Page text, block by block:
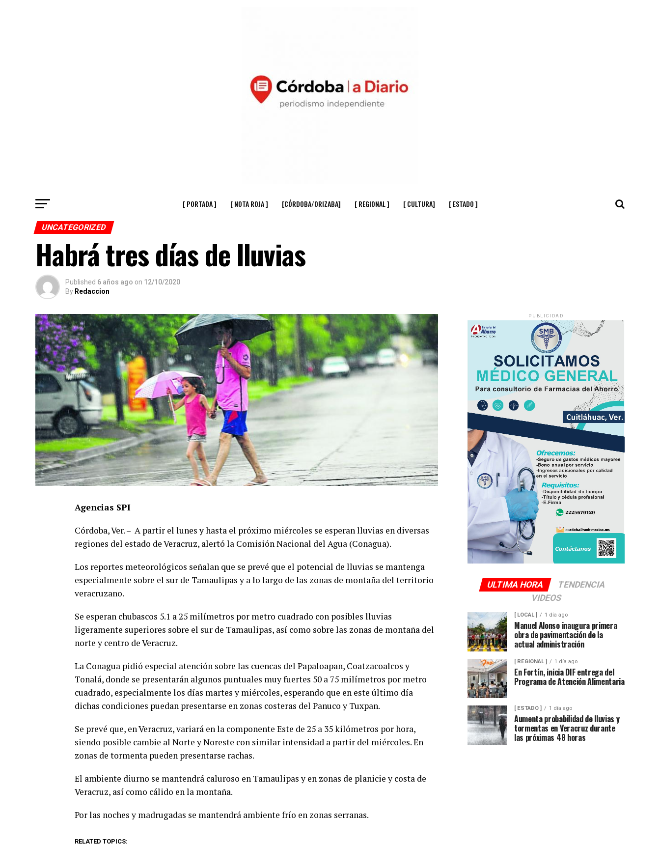
[ PORTADA ] [ NOTA ROJA ] [CÓRDOBA/ORIZABA] [ REGIONAL ] [ CULTURA] [ ESTADO ]
UNCATEGORIZED
Habrá tres días de lluvias
Published 6 años ago on 12/10/2020
By Redaccion
Agencias SPI
Córdoba, Ver. – A partir el lunes y hasta el próximo miércoles se esperan lluvias en diversas
regiones del estado de Veracruz, alertó la Comisión Nacional del Agua (Conagua).
Los reportes meteorológicos señalan que se prevé que el potencial de lluvias se mantenga
especialmente sobre el sur de Tamaulipas y a lo largo de las zonas de montaña del territorio
veracruzano.
Se esperan chubascos 5.1 a 25 milímetros por metro cuadrado con posibles lluvias
ligeramente superiores sobre el sur de Tamaulipas, así como sobre las zonas de montaña del
norte y centro de Veracruz.
La Conagua pidió especial atención sobre las cuencas del Papaloapan, Coatzacoalcos y
Tonalá, donde se presentarán algunos puntuales muy fuertes 50 a 75 milímetros por metro
cuadrado, especialmente los días martes y miércoles, esperando que en este último día
dichas condiciones puedan presentarse en zonas costeras del Panuco y Tuxpan.
Se prevé que, en Veracruz, variará en la componente Este de 25 a 35 kilómetros por hora,
siendo posible cambie al Norte y Noreste con similar intensidad a partir del miércoles. En
zonas de tormenta pueden presentarse rachas.
El ambiente diurno se mantendrá caluroso en Tamaulipas y en zonas de planicie y costa de
Veracruz, así como cálido en la montaña.
Por las noches y madrugadas se mantendrá ambiente frío en zonas serranas.
RELATED TOPICS:
PUBLICIDAD
ULTIMA HORA
TENDENCIA
VIDEOS
[ LOCAL ] 1 día ago
Manuel Alonso inaugura primera
obra de pavimentación de la
actual administración
[ REGIONAL ] 1 día ago
En Fortín, inicia DIF entrega del
Programa de Atención Alimentaria
[ ESTADO ] 1 día ago
Aumenta probabilidad de lluvias y
tormentas en Veracruz durante
las próximas 48 horas